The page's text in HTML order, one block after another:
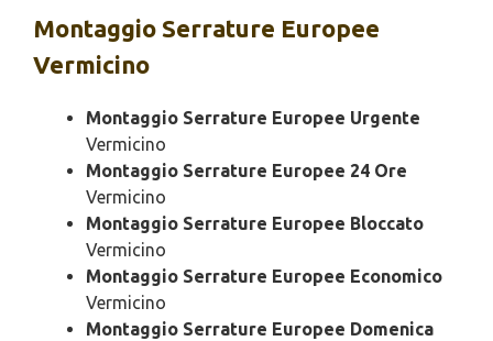
Montaggio Serrature Europee
Vermicino
Montaggio Serrature Europee Urgente
Vermicino
Montaggio Serrature Europee 24 Ore
Vermicino
Montaggio Serrature Europee Bloccato
Vermicino
Montaggio Serrature Europee Economico
Vermicino
Montaggio Serrature Europee Domenica